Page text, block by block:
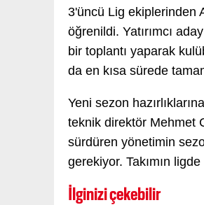
3'üncü Lig ekiplerinden
öğrenildi. Yatırımcı
bir toplantı yaparak
da en kısa sürede
Yeni sezon
teknik direktör Mehmet
sürdüren yönetimin
gerekiyor. Takımın
İlginizi çekebilir